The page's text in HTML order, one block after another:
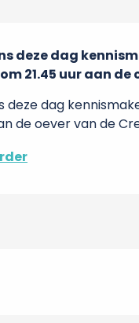
deze dag
21.45 uur aan de
deze dag
de oever van de